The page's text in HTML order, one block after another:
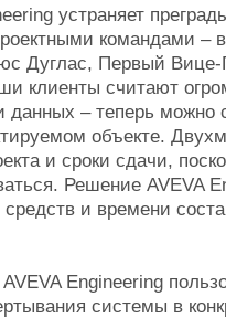
устраняет
командами – в
Дуглас, Первый Вице-
клиенты считают
– теперь можно
объекте.
и сроки сдачи,
Решение AVEVA
и времени
Engineering
системы в